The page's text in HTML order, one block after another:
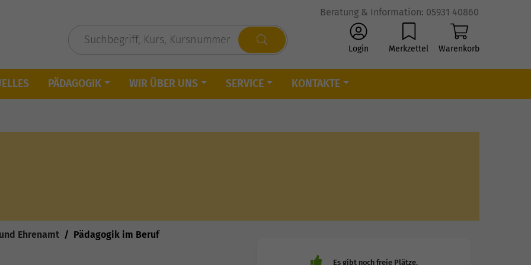
Beratung & Information: 05931 40860
Login Merkzettel Warenkorb
PÄDAGOGIK WIR ÜBER UNS SERVICE KONTAKTE
Ehrenamt Pädagogik im Beruf